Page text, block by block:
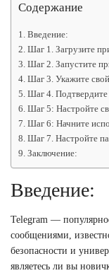
Содержание
Введение:
Шаг 1. Загрузите
Шаг 2. Запустите
Шаг 3. Укажите
Шаг 4. Подтвердите
Шаг 5: Настройте
Шаг 6: Начните
Шаг 7. Настройте
Заключение:
Введение:
Telegram —
сообщениями,
безопасности и
являетесь ли вы